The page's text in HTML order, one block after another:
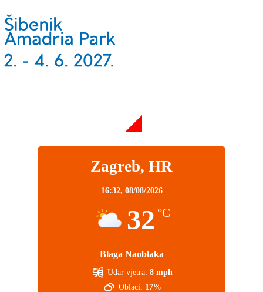
Zagreb, HR
16:32, 08/08/2026
32 °C
Blaga Naoblaka
Udar vjetra: 8 mph
Oblaci: 17%